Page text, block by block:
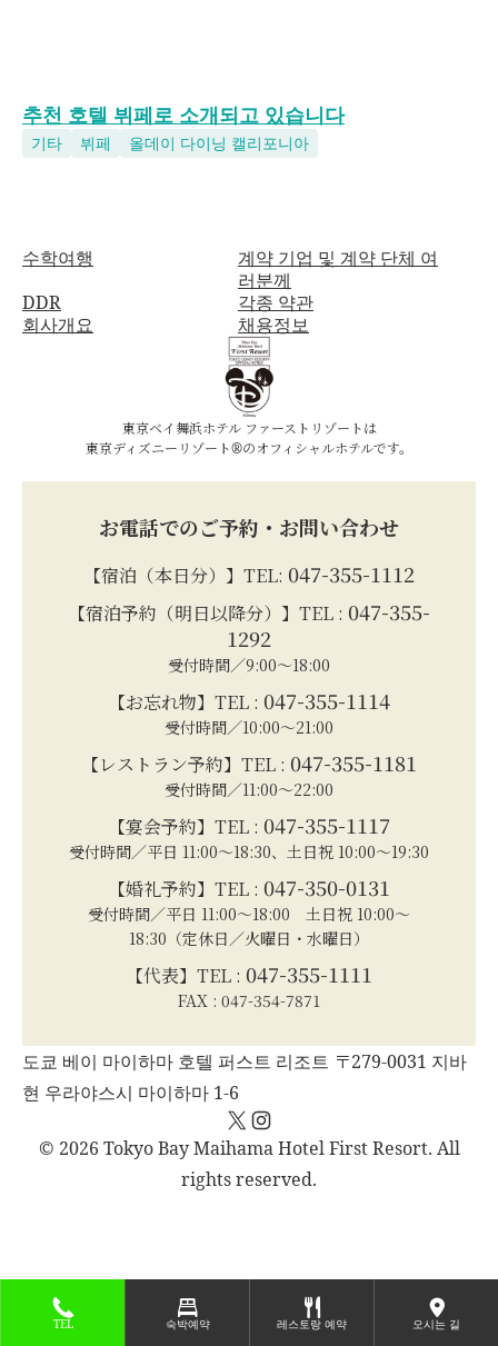
추천 호텔 뷔페로 소개되고 있습니다
기타 뷔페 올데이 다이닝 캘리포니아
수학여행
계약 기업 및 계약 단체 여
러분께
DDR
각종 약관
회사개요
채용정보
東京ベイ舞浜ホテル ファーストリゾートは
東京ディズニーリゾート®のオフィシャルホテルです。
お電話でのご予約・お問い合わせ
【宿泊（本日分）】TEL: 047-355-1112
【宿泊予約（明日以降分）】TEL : 047-355-
1292
受付時間／9:00～18:00
【お忘れ物】TEL : 047-355-1114
受付時間／10:00～21:00
【レストラン予約】TEL : 047-355-1181
受付時間／11:00～22:00
【宴会予約】TEL : 047-355-1117
受付時間／平日 11:00～18:30、土日祝 10:00～19:30
【婚礼予約】TEL : 047-350-0131
受付時間／平日 11:00～18:00 土日祝 10:00～
18:30（定休日／火曜日・水曜日）
【代表】TEL : 047-355-1111
FAX : 047-354-7871
도쿄 베이 마이하마 호텔 퍼스트 리조트 〒279-0031 지바
현 우라야스시 마이하마 1-6
X Instagram
© 2026 Tokyo Bay Maihama Hotel First Resort. All
rights reserved.
TEL 숙박예약 레스토랑 예약 오시는 길